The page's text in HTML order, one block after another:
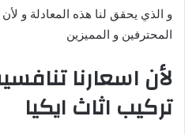
و الذي يحقق لنا هذه المعادلة و
المحترفين و المميزين
لأن اسعارنا
تركيب اثاث ايكيا